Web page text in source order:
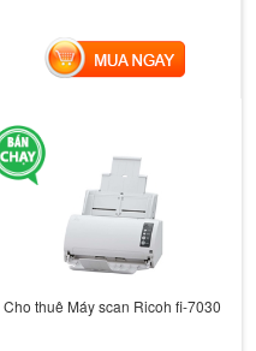
MUA NGAY
Cho thuê Máy scan Ricoh fi-7030